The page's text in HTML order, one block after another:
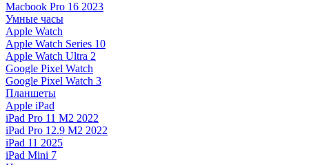
Macbook Pro 16 2023
Умные часы
Apple Watch
Apple Watch Series 10
Apple Watch Ultra 2
Google Pixel Watch
Google Pixel Watch 3
Планшеты
Apple iPad
iPad Pro 11 M2 2022
iPad Pro 12.9 M2 2022
iPad 11 2025
iPad Mini 7